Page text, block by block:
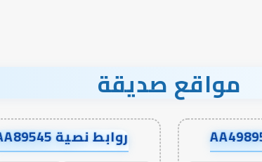
مواقع صديقة
روابط نصية AA89545